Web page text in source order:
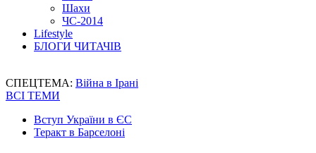
Шахи
ЧС-2014
Lifestyle
БЛОГИ ЧИТАЧІВ
СПЕЦТЕМА: Війна в Ірані
ВСІ ТЕМИ
Вступ України в ЄС
Теракт в Барселоні